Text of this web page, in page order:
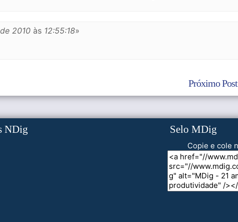
2010 às 12:55:18»
Próximo
NDig Selo MDig
Copie e cole